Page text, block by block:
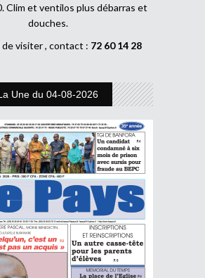
Clim et ventilos plus débarras et
douches.
visiter , contact : 72 60 14 28
Une du 04-08-2026